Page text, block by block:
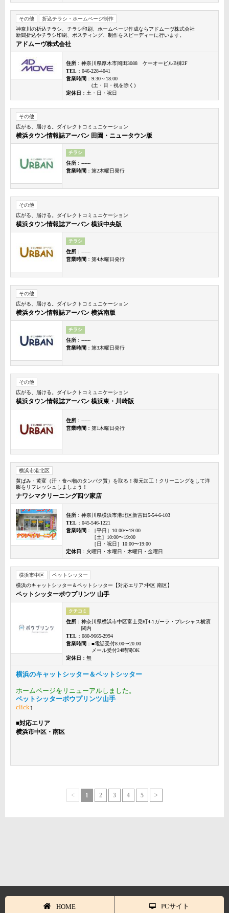
その他
折込チラシ・ホームページ制作
神奈川の折込チラシ、チラシ印刷、ホームページ作成ならアドムーヴ株式会社
新聞折込やチラシ印刷、ポスティング、制作をスピーディーに行います。
アドムーヴ株式会社
住所 ：神奈川県厚木市岡田3088 ケーオービルB棟2F
TEL ：046-228-4041
営業時間 ：9:30～18:00
(土・日・祝を除く)
定休日 ：土・日・祝日
その他
広がる、届ける。ダイレクトコミュニケーション
横浜タウン情報誌アーバン 田園・ニュータウン版
チラシ
住所 ：------
営業時間 ：第2木曜日発行
その他
広がる、届ける。ダイレクトコミュニケーション
横浜タウン情報誌アーバン 横浜中央版
チラシ
住所 ：------
営業時間 ：第4木曜日発行
その他
広がる、届ける。ダイレクトコミュニケーション
横浜タウン情報誌アーバン 横浜南版
チラシ
住所 ：------
営業時間 ：第3木曜日発行
その他
広がる、届ける。ダイレクトコミュニケーション
横浜タウン情報誌アーバン 横浜東・川崎版
住所 ：------
営業時間 ：第1木曜日発行
横浜市港北区
黄ばみ・黄変（汗・食べ物のタンパク質）を取る！復元加工！クリーニングをして洋
服をリフレッシュしましょう！
ナワシマクリーニング四ツ家店
住所 ：神奈川県横浜市港北区新吉田5-54-6-103
TEL ：045-546-1221
営業時間 ：［平日］10:00〜19:00
［土］10:00〜19:00
［日・祝日］10:00〜19:00
定休日 ：火曜日・水曜日・木曜日・金曜日
横浜市中区
ペットシッター
横浜のキャットシッター＆ペットシッター【対応エリア:中区 南区】
ペットシッターポウプリンツ 山手
クチコミ
住所 ：神奈川県横浜市中区富士見町4-1ガーラ・プレシャス横濱
関内
TEL ：080-9665-2994
営業時間 ：■電話受付8:00〜20:00
メール受付24時間OK
定休日 ：無
横浜のキャットシッター＆ペットシッター
ホームページをリニューアルしました。
ペットシッターポウプリンツ山手
click↑
■対応エリア
横浜市中区・南区
< 1 2 3 4 5 >
HOME PCサイト